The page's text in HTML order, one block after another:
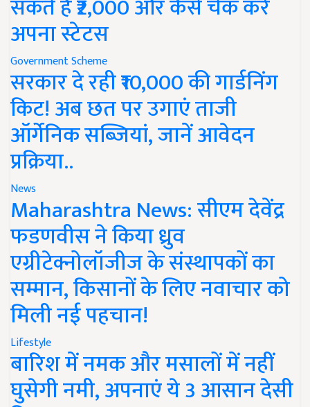
सकते हैं ₹2,000 और कैसे चेक करें
अपना स्टेटस
Government Scheme
सरकार दे रही ₹10,000 की गार्डनिंग
किट! अब छत पर उगाएं ताजी
ऑर्गेनिक सब्जियां, जानें आवेदन
प्रक्रिया..
News
Maharashtra News: सीएम देवेंद्र
फडणवीस ने किया ध्रुव
एग्रीटेक्नोलॉजीज के संस्थापकों का
सम्मान, किसानों के लिए नवाचार को
मिली नई पहचान!
Lifestyle
बारिश में नमक और मसालों में नहीं
घुसेगी नमी, अपनाएं ये 3 आसान देसी